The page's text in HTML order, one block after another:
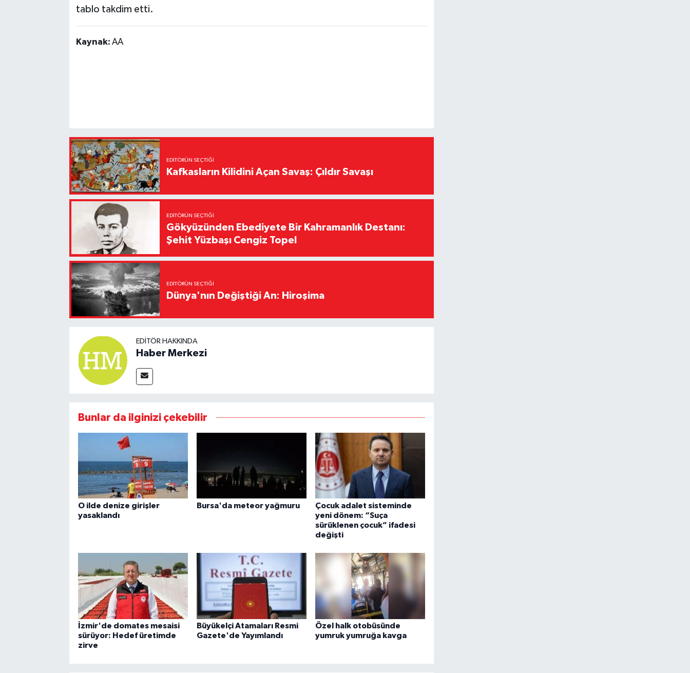
tablo takdim etti.
Kaynak: AA
EDITÖRÜN SEÇTIĞI
Kafkasların Kilidini Açan Savaş: Çıldır Savaşı
EDITÖRÜN SEÇTIĞI
Gökyüzünden Ebediyete Bir Kahramanlık Destanı:
Şehit Yüzbaşı Cengiz Topel
EDITÖRÜN SEÇTIĞI
Dünya'nın Değiştiği An: Hiroşima
EDITÖR HAKKINDA
Haber Merkezi
Bunlar da ilginizi çekebilir
O ilde denize girişler
yasaklandı
Bursa'da meteor yağmuru
Çocuk adalet sisteminde
yeni dönem: “Suça
sürüklenen çocuk” ifadesi
değişti
İzmir'de domates mesaisi
sürüyor: Hedef üretimde
zirve
Büyükelçi Atamaları Resmi
Gazete'de Yayımlandı
Özel halk otobüsünde
yumruk yumruğa kavga